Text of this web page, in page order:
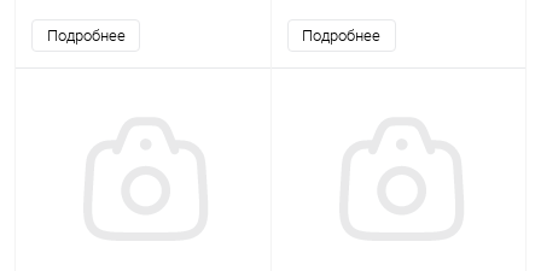
Подробнее Подробнее